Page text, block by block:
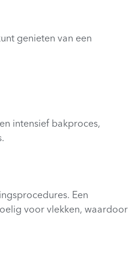
genieten van een
intensief bakproces,
Een
voor vlekken, waardoor